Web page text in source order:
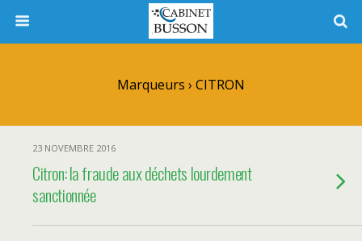
Marqueurs › CITRON
23 NOVEMBRE 2016
Citron: la fraude aux déchets lourdement
sanctionnée